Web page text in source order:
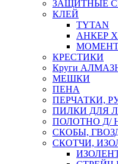
ЗАЩИТНЫЕ
КЛЕЙ
TYTAN
АНКЕР
КРЕСТИКИ
Круги
МЕШКИ
ПЕНА
ПЕРЧАТКИ,
ПИЛКИ ДЛЯ
ПОЛОТНО Д/
СКОБЫ,
СКОТЧИ,